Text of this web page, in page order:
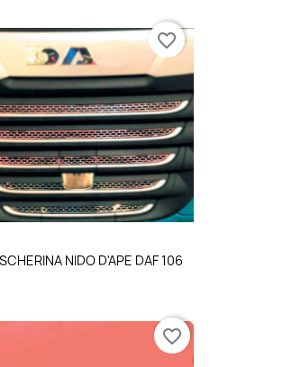
NIDO D'APE DAF 106
favorite_border
favorite_border